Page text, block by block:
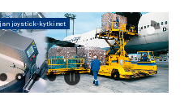
joystick-kytkimet